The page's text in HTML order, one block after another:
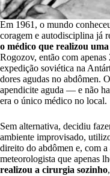
Em 1961, o mundo
coragem e autodisciplina já
o médico que realizou
Rogozov, então com
expedição soviética na
dores agudas no abdômen.
apendicite aguda — e não
era o único médico no local.
Sem alternativa, decidiu
ambiente improvisado,
direito do abdômen e, com
meteorologista que apenas
realizou a cirurgia sozinho